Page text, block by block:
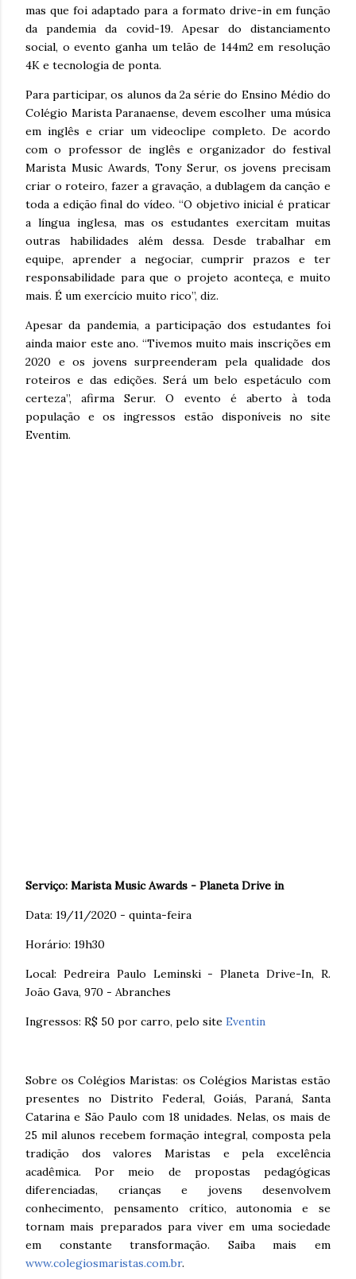
mas que foi adaptado para a formato drive-in em função
da pandemia da covid-19. Apesar do distanciamento
social, o evento ganha um telão de 144m2 em resolução
4K e tecnologia de ponta.
Para participar, os alunos da 2a série do Ensino Médio do
Colégio Marista Paranaense, devem escolher uma música
em inglês e criar um videoclipe completo. De acordo
com o professor de inglês e organizador do festival
Marista Music Awards, Tony Serur, os jovens precisam
criar o roteiro, fazer a gravação, a dublagem da canção e
toda a edição final do vídeo. “O objetivo inicial é praticar
a língua inglesa, mas os estudantes exercitam muitas
outras habilidades além dessa. Desde trabalhar em
equipe, aprender a negociar, cumprir prazos e ter
responsabilidade para que o projeto aconteça, e muito
mais. É um exercício muito rico”, diz.
Apesar da pandemia, a participação dos estudantes foi
ainda maior este ano. “Tivemos muito mais inscrições em
2020 e os jovens surpreenderam pela qualidade dos
roteiros e das edições. Será um belo espetáculo com
certeza”, afirma Serur. O evento é aberto à toda
população e os ingressos estão disponíveis no site
Eventim.
Serviço: Marista Music Awards - Planeta Drive in
Data: 19/11/2020 - quinta-feira
Horário: 19h30
Local: Pedreira Paulo Leminski - Planeta Drive-In, R.
João Gava, 970 - Abranches
Ingressos: R$ 50 por carro, pelo site Eventin
Sobre os Colégios Maristas: os Colégios Maristas estão
presentes no Distrito Federal, Goiás, Paraná, Santa
Catarina e São Paulo com 18 unidades. Nelas, os mais de
25 mil alunos recebem formação integral, composta pela
tradição dos valores Maristas e pela excelência
acadêmica. Por meio de propostas pedagógicas
diferenciadas, crianças e jovens desenvolvem
conhecimento, pensamento crítico, autonomia e se
tornam mais preparados para viver em uma sociedade
em constante transformação. Saiba mais em
www.colegiosmaristas.com.br.